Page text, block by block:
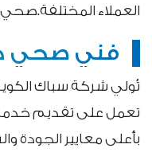
العملاء
فني صحي
تُولي شركة سباك الكويت
تعمل على تقديم
بأعلى معايير الجودة